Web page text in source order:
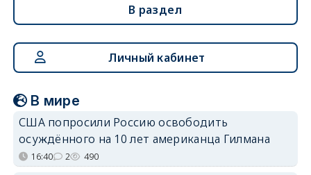
В раздел
Личный кабинет
В мире
США попросили Россию освободить
осуждённого на 10 лет американца Гилмана
16:40 2 490